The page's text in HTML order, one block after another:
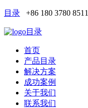
目录 +86 180 3780 8511
目录
首页
产品目录
解决方案
成功案例
关于我们
联系我们